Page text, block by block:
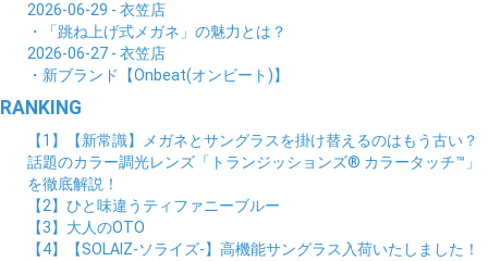
2026-06-29 - 衣笠店
・「跳ね上げ式メガネ」の魅力とは？
2026-06-27 - 衣笠店
・新ブランド【Onbeat(オンビート)】
RANKING
【1】【新常識】メガネとサングラスを掛け替えるのはもう古い？
話題のカラー調光レンズ「トランジッションズ® カラータッチ™」
を徹底解説！
【2】ひと味違うティファニーブルー
【3】大人のOTO
【4】【SOLAIZ-ソライズ-】高機能サングラス入荷いたしました！